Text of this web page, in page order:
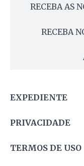
RECEBA AS
RECEBA
EXPEDIENTE
PRIVACIDADE
TERMOS DE USO